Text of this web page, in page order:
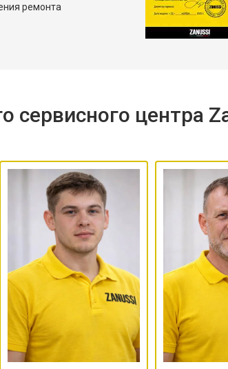
ремонта
сервисного центра